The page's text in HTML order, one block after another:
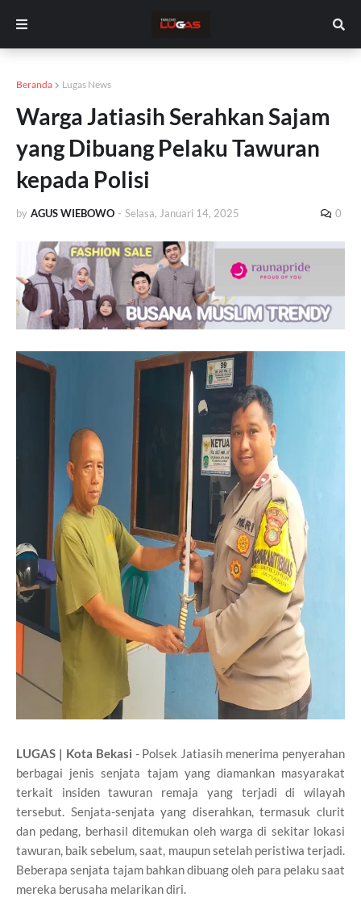
Beranda Lugas News
Warga Jatiasih Serahkan Sajam
yang Dibuang Pelaku Tawuran
kepada Polisi
by AGUS WIEBOWO - Selasa, Januari 14, 2025 0
LUGAS | Kota Bekasi - Polsek Jatiasih menerima penyerahan
berbagai jenis senjata tajam yang diamankan masyarakat
terkait insiden tawuran remaja yang terjadi di wilayah
tersebut. Senjata-senjata yang diserahkan, termasuk clurit
dan pedang, berhasil ditemukan oleh warga di sekitar lokasi
tawuran, baik sebelum, saat, maupun setelah peristiwa terjadi.
Beberapa senjata tajam bahkan dibuang oleh para pelaku saat
mereka berusaha melarikan diri.